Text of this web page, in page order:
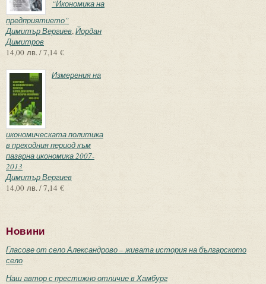
“Икономика на
предприятието”
Димитър Вергиев,Йордан
Димитров
14,00 лв. / 7,14 €
Измерения на
икономическата политика
в преходния период към
пазарна икономика 2007-
2013
Димитър Вергиев
14,00 лв. / 7,14 €
Новини
Гласове от село Александрово – живата история на българското
село
Наш автор с престижно отличие в Хамбург